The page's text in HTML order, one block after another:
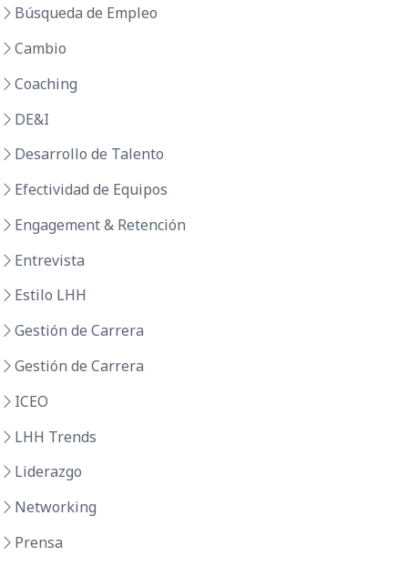
Búsqueda de Empleo
Cambio
Coaching
DE&I
Desarrollo de Talento
Efectividad de Equipos
Engagement & Retención
Entrevista
Estilo LHH
Gestión de Carrera
Gestión de Carrera
ICEO
LHH Trends
Liderazgo
Networking
Prensa